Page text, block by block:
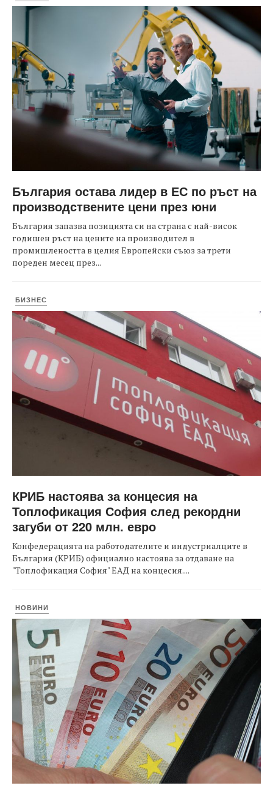
България остава лидер в ЕС по ръст на
производствените цени през юни
България запазва позицията си на страна с най-висок
годишен ръст на цените на производител в
промишлеността в целия Европейски съюз за трети
пореден месец през...
БИЗНЕС
КРИБ настоява за концесия на
Топлофикация София след рекордни
загуби от 220 млн. евро
Конфедерацията на работодателите и индустриалците в
България (КРИБ) официално настоява за отдаване на
"Топлофикация София" ЕАД на концесия....
НОВИНИ